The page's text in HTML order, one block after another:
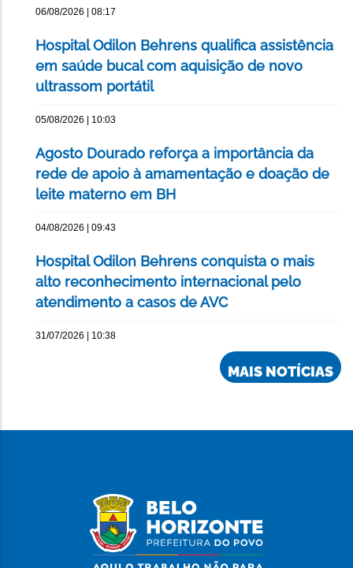
06/08/2026 | 08:17
Hospital Odilon Behrens qualifica assistência
em saúde bucal com aquisição de novo
ultrassom portátil
05/08/2026 | 10:03
Agosto Dourado reforça a importância da
rede de apoio à amamentação e doação de
leite materno em BH
04/08/2026 | 09:43
Hospital Odilon Behrens conquista o mais
alto reconhecimento internacional pelo
atendimento a casos de AVC
31/07/2026 | 10:38
MAIS NOTÍCIAS